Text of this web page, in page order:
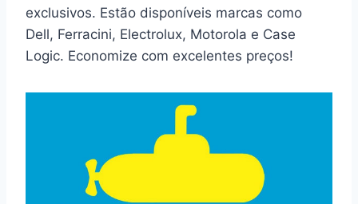
exclusivos. Estão disponíveis marcas como
Dell, Ferracini, Electrolux, Motorola e Case
Logic. Economize com excelentes preços!